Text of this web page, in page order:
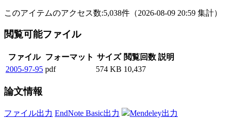
このアイテムのアクセス数:5,038件 （2026-08-09 20:59 集計）
閲覧可能ファイル
ファイル フォーマット サイズ 閲覧回数 説明
2005-97-95 pdf 574 KB 10,437
論文情報
ファイル出力 EndNote Basic出力 Mendeley出力